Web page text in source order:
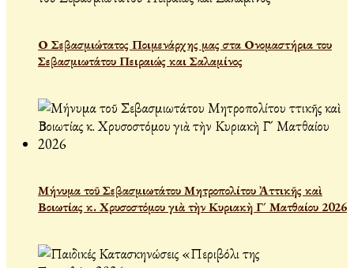
Ο Σεβασμιώτατος Ποιμενάρχης μας στα Ονομαστήρια του
Σεβασμιωτάτου Πειραιώς και Σαλαμίνος
Μήνυμα τοῦ Σεβασμιωτάτου Μητροπολίτου Ἀττικῆς καὶ
Βοιωτίας κ. Χρυσοστόμου γιὰ τὴν Κυριακὴ Γ´ Ματθαίου 2026